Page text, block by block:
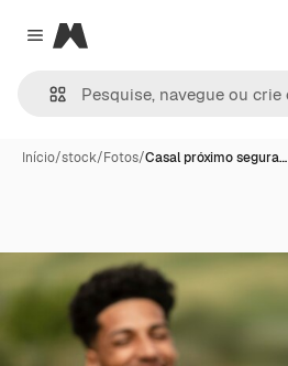
Close menu
Magnific
Início/stock/Fotos/Casal próximo segura…